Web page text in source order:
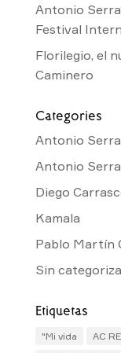
Antonio
Festival
Florilegio, el
Caminero
Categories
Antonio
Antonio
Diego
Kamala
Pablo Martín
Sin
Etiquetas
"Mi vida AC